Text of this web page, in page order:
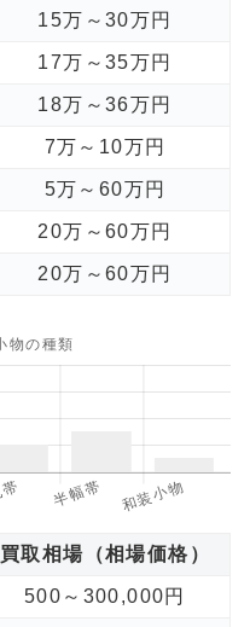
15万～30万円
17万～35万円
18万～36万円
7万～10万円
5万～60万円
20万～60万円
20万～60万円
買取相場（相場価格）
500～300,000円